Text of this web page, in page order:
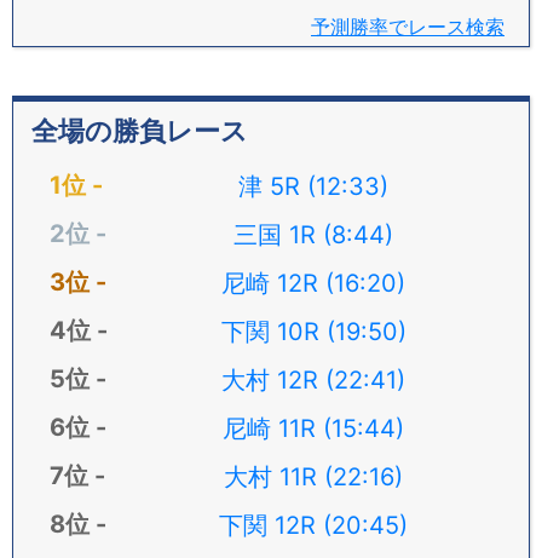
予測勝率でレース検索
全場の勝負レース
津 5R (12:33)
三国 1R (8:44)
尼崎 12R (16:20)
下関 10R (19:50)
大村 12R (22:41)
尼崎 11R (15:44)
大村 11R (22:16)
下関 12R (20:45)